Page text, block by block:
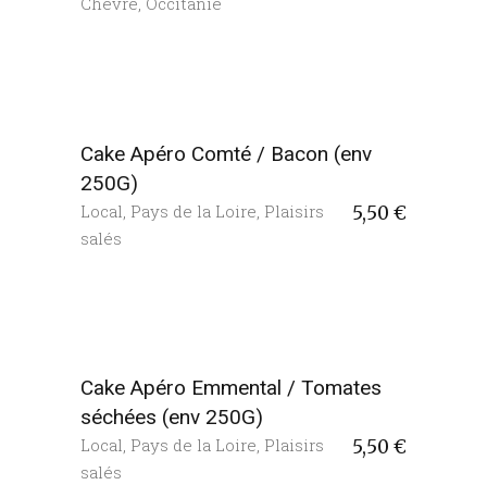
Cake Apéro Comté / Bacon (env
250G)
5,50 €
Local Pays de la Loire Plaisirs
salés
Cake Apéro Emmental / Tomates
séchées (env 250G)
5,50 €
Local, Pays de la Loire, Plaisirs
salés